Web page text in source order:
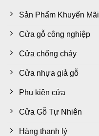
Sản Phẩm Khuyến Mãi
Cửa gỗ công nghiệp
Cửa chống cháy
Cửa nhựa giả gỗ
Phụ kiện cửa
Cửa Gỗ Tự Nhiên
Hàng thanh lý